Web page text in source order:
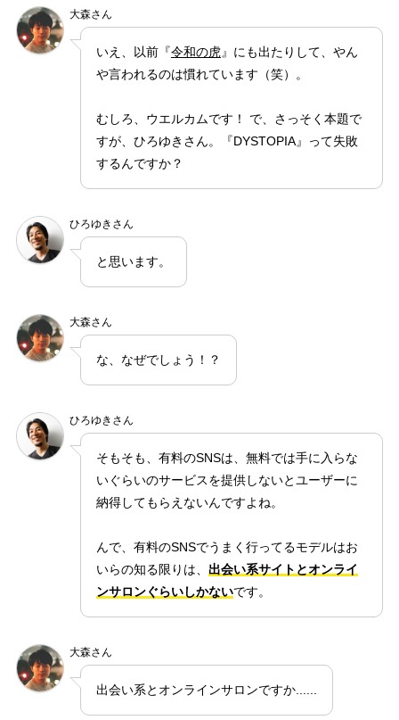
大森さん
いえ、以前『令和の虎』にも出たりして、やん
や言われるのは慣れています（笑）。
むしろ、ウエルカムです！ で、さっそく本題で
すが、ひろゆきさん。『DYSTOPIA』って失敗
するんですか？
ひろゆきさん
と思います。
大森さん
な、なぜでしょう！？
ひろゆきさん
そもそも、有料のSNSは、無料では手に入らな
いぐらいのサービスを提供しないとユーザーに
納得してもらえないんですよね。
んで、有料のSNSでうまく行ってるモデルはお
いらの知る限りは、 出会い系サイトとオンライ
ンサロンぐらいしかないです。
大森さん
出会い系とオンラインサロンですか......